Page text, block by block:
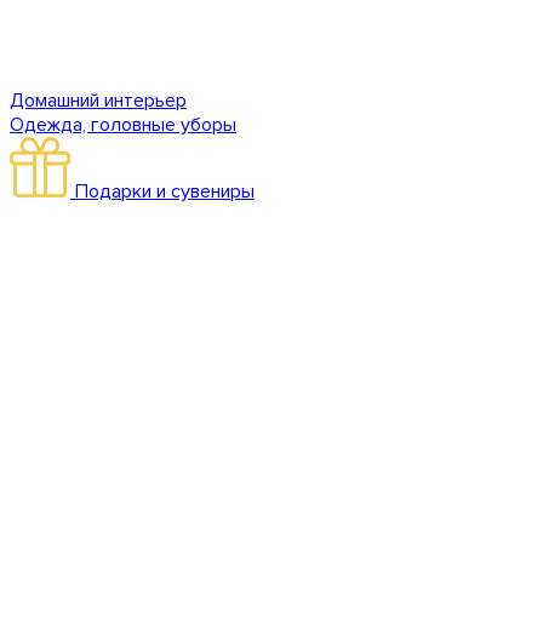
Домашний интерьер
Одежда, головные уборы
Подарки и сувениры